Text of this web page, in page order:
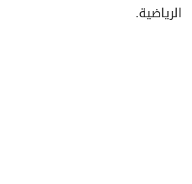
الرياضية.